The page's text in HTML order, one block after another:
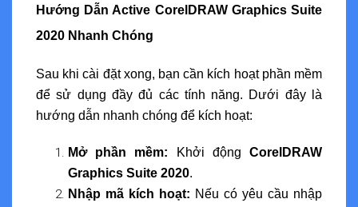
Hướng Dẫn Active CorelDRAW Graphics Suite
2020 Nhanh Chóng
Sau khi cài đặt xong, bạn cần kích hoạt phần mềm
để sử dụng đầy đủ các tính năng. Dưới đây là
hướng dẫn nhanh chóng để kích hoạt:
Mở phần mềm: Khởi độngCorelDRAW
Graphics Suite 2020.
Nhập mã kích hoạt: Nếu có yêu cầu nhập